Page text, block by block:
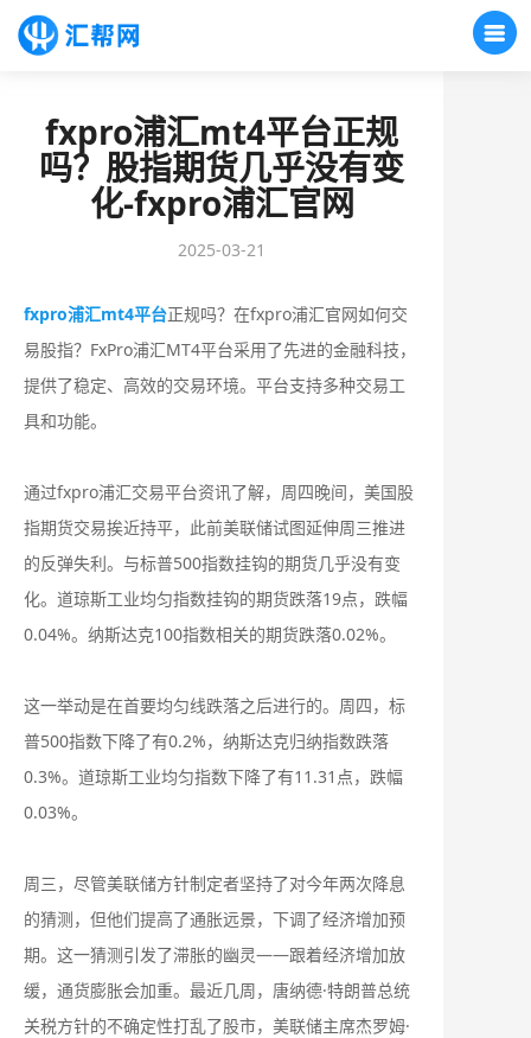
fxpro浦汇mt4平台正规
吗？股指期货几乎没有变
化-fxpro浦汇官网
2025-03-21
fxpro浦汇mt4平台正规吗？在fxpro浦汇官网如何交
易股指？FxPro浦汇MT4平台采用了先进的金融科技，
提供了稳定、高效的交易环境。平台支持多种交易工
具和功能。
通过fxpro浦汇交易平台资讯了解，周四晚间，美国股
指期货交易挨近持平，此前美联储试图延伸周三推进
的反弹失利。与标普500指数挂钩的期货几乎没有变
化。道琼斯工业均匀指数挂钩的期货跌落19点，跌幅
0.04%。纳斯达克100指数相关的期货跌落0.02%。
这一举动是在首要均匀线跌落之后进行的。周四，标
普500指数下降了有0.2%，纳斯达克归纳指数跌落
0.3%。道琼斯工业均匀指数下降了有11.31点，跌幅
0.03%。
周三，尽管美联储方针制定者坚持了对今年两次降息
的猜测，但他们提高了通胀远景，下调了经济增加预
期。这一猜测引发了滞胀的幽灵——跟着经济增加放
缓，通货膨胀会加重。最近几周，唐纳德·特朗普总统
关税方针的不确定性打乱了股市，美联储主席杰罗姆·